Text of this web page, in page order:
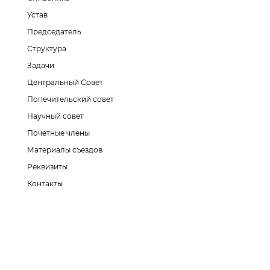
Устав
Председатель
Структура
Задачи
Центральный Совет
Попечительский совет
Научный совет
Почетные члены
Материалы съездов
Реквизиты
Контакты